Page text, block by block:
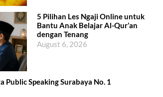
5 Pilihan Les Ngaji Online untuk
Bantu Anak Belajar Al-Qur’an
dengan Tenang
August 6, 2026
Public Speaking Surabaya No. 1